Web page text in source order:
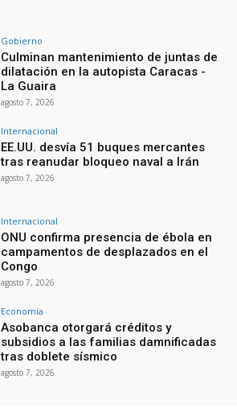
Gobierno
Culminan mantenimiento de juntas de
dilatación en la autopista Caracas -
La Guaira
agosto 7, 2026
Internacional
EE.UU. desvía 51 buques mercantes
tras reanudar bloqueo naval a Irán
agosto 7, 2026
Internacional
ONU confirma presencia de ébola en
campamentos de desplazados en el
Congo
agosto 7, 2026
Economía
Asobanca otorgará créditos y
subsidios a las familias damnificadas
tras doblete sísmico
agosto 7, 2026